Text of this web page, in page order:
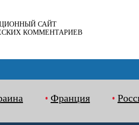
САЙТ
КОММЕНТАРИЕВ
Франция